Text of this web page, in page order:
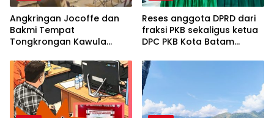
Angkringan Jocoffe dan
Bakmi Tempat
Tongkrongan Kawula
Pematangsiantar
Reses anggota DPRD dari
fraksi PKB sekaligus ketua
DPC PKB Kota Batam
usulan Warga Patam
Indah Minta Jalan,
Ambulans, dan Sarana
Olahraga